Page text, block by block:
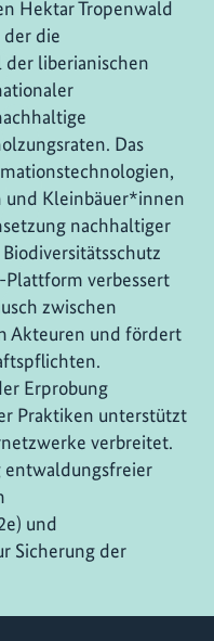
Hektar Tropenwald
die
liberianischen
Das
und Kleinbäuer*innen
nachhaltiger
verbessert
zwischen
Akteuren und fördert
Erprobung
Praktiken unterstützt
verbreitet.
entwaldungsfreier
und
Sicherung der